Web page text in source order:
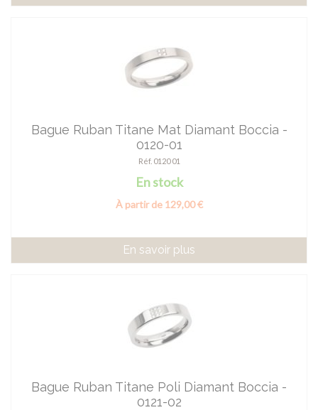
Bague Ruban Titane Mat Diamant Boccia -
0120-01
Réf. 0120 01
En stock
À partir de 129,00 €
En savoir plus
Bague Ruban Titane Poli Diamant Boccia -
0121-02